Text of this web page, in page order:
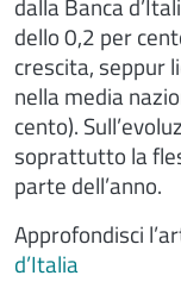
dello 0,2 per
crescita, seppur
nella media
cento).
soprattutto la
parte dell’anno.
Approfondisci
d’Italia